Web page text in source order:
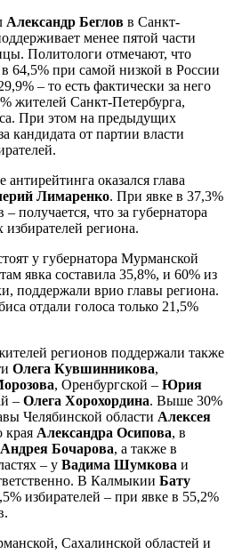
Александр Беглов в Санкт-
менее пятой части
Политологи отмечают, что
в 64,5% при самой низкой в России
– то есть фактически за него
жителей Санкт-Петербурга,
При этом на предыдущих
кандидата от партии власти
оказался глава
Лимаренко. При явке в 37,3%
получается, что за губернатора
избирателей региона.
у губернатора Мурманской
явка составила 35,8%, и 60% из
поддержали врио главы региона.
отдали голоса только 21,5%
регионов поддержали также
Олега Кувшинникова,
, Оренбургской – Юрия
– Олега Хорохордина. Выше 30%
Челябинской области Алексея
края Александра Осипова, в
Андрея Бочарова, а также в
– у Вадима Шумкова и
В Калмыкии Бату
избирателей – при явке в 55,2%
Сахалинской областей и